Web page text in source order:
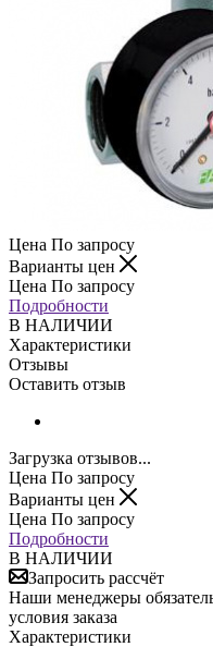
Цена По запросу
Варианты цен
Цена По запросу
Подробности
В НАЛИЧИИ
Характеристики
Отзывы
Оставить отзыв
Загрузка отзывов...
Цена По запросу
Варианты цен
Цена По запросу
Подробности
В НАЛИЧИИ
Запросить рассчёт
Наши менеджеры
условия заказа
Характеристики